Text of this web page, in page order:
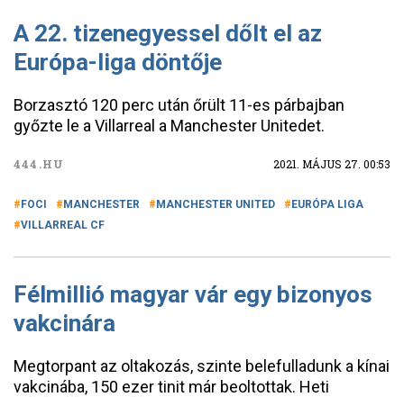
A 22. tizenegyessel dőlt el az
Európa-liga döntője
Borzasztó 120 perc után őrült 11-es párbajban
győzte le a Villarreal a Manchester Unitedet.
444.HU 2021. MÁJUS 27. 00:53
FOCI MANCHESTER MANCHESTER UNITED
EURÓPA LIGA
VILLARREAL CF
Félmillió magyar vár egy bizonyos
vakcinára
Megtorpant az oltakozás, szinte belefulladunk a kínai
vakcinába, 150 ezer tinit már beoltottak. Heti